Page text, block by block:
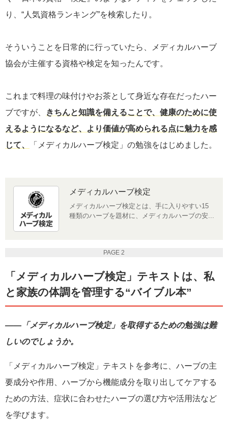
り、“人気資格ランキング”を検索したり。
そういうことを日常的に行っていたら、メディカルハーブ
協会が主催する資格や検定を知ったんです。
これまで料理の味付けやお茶として身近な存在だったハー
ブですが、
きちんと知識を備えることで、健康のために使
えるようになるなど、より価値が高められる点に魅力を感
じて、
「メディカルハーブ検定」の勉強をはじめました。
メディカルハーブ検定
メディカルハーブ検定とは、手に入りやすい15
種類のハーブを題材に、メディカルハーブの安...
PAGE 2
「メディカルハーブ検定」テキストは、私
と家族の体調を管理する“バイブル本”
――「メディカルハーブ検定」を取得するための勉強は難
しいのでしょうか。
「メディカルハーブ検定」テキストを参考に、ハーブの主
要成分や作用、ハーブから機能成分を取り出してケアする
ための方法、症状に合わせたハーブの選び方や活用法など
を学びます。